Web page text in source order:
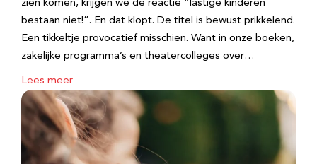
zien komen, krijgen we de reactie “lastige kinderen
bestaan niet!”. En dat klopt. De titel is bewust prikkelend.
Een tikkeltje provocatief misschien. Want in onze boeken,
zakelijke programma’s en theatercolleges over…
Lees meer